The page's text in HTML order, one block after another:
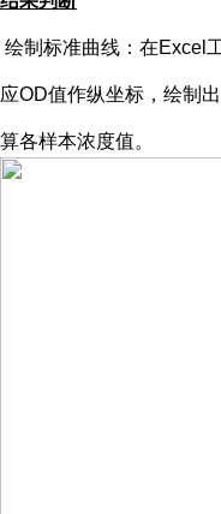
绘制标准曲线：在Excel
应OD值作纵坐标，绘制
算各样本浓度值。